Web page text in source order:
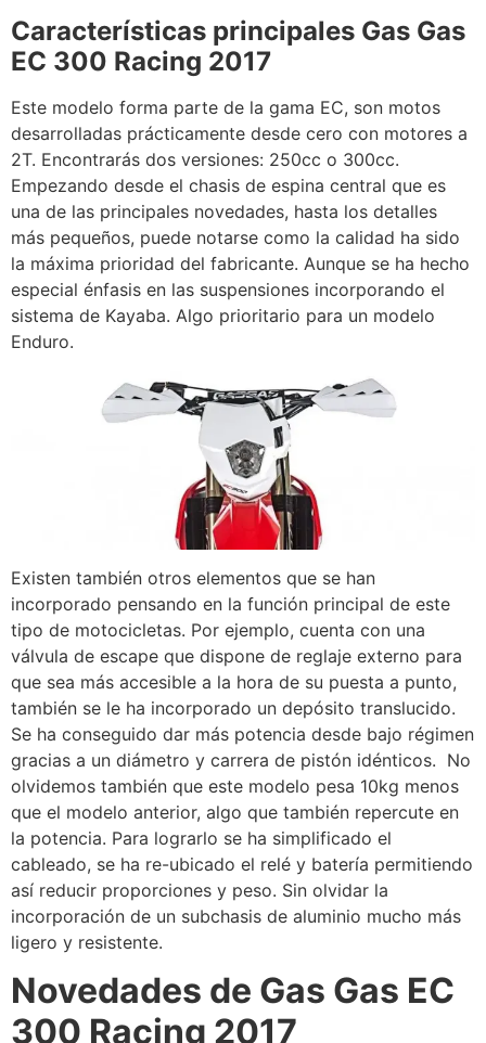
Características principales Gas Gas
EC 300 Racing 2017
Este modelo forma parte de la gama EC, son motos
desarrolladas prácticamente desde cero con motores a
2T. Encontrarás dos versiones: 250cc o 300cc.
Empezando desde el chasis de espina central que es
una de las principales novedades, hasta los detalles
más pequeños, puede notarse como la calidad ha sido
la máxima prioridad del fabricante. Aunque se ha hecho
especial énfasis en las suspensiones incorporando el
sistema de Kayaba. Algo prioritario para un modelo
Enduro.
Existen también otros elementos que se han
incorporado pensando en la función principal de este
tipo de motocicletas. Por ejemplo, cuenta con una
válvula de escape que dispone de reglaje externo para
que sea más accesible a la hora de su puesta a punto,
también se le ha incorporado un depósito translucido.
Se ha conseguido dar más potencia desde bajo régimen
gracias a un diámetro y carrera de pistón idénticos. No
olvidemos también que este modelo pesa 10kg menos
que el modelo anterior, algo que también repercute en
la potencia. Para lograrlo se ha simplificado el
cableado, se ha re-ubicado el relé y batería permitiendo
así reducir proporciones y peso. Sin olvidar la
incorporación de un subchasis de aluminio mucho más
ligero y resistente.
Novedades de Gas Gas EC
300 Racing 2017